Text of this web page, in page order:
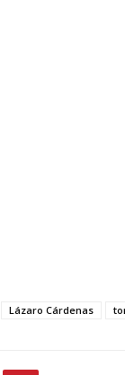
Lázaro Cárdenas